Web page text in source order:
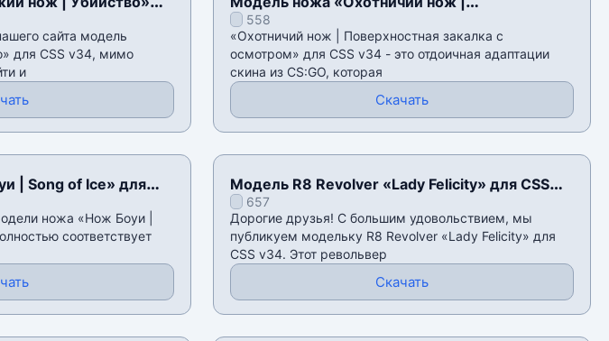
сайта модель
для CSS v34, мимо
и
Поверхностная закалка с осмотром» для CSS
v34
558
«Охотничий нож | Поверхностная закалка с
осмотром» для CSS v34 - это отдоичная адаптации
скина из CS:GO, которая
Скачать
| Song of Ice» для
ножа «Нож Боуи |
соответствует
Модель R8 Revolver «Lady Felicity» для CSS
v34657
Дорогие друзья! С большим удовольствием, мы
публикуем модельку R8 Revolver «Lady Felicity» для
CSS v34. Этот револьвер
Скачать